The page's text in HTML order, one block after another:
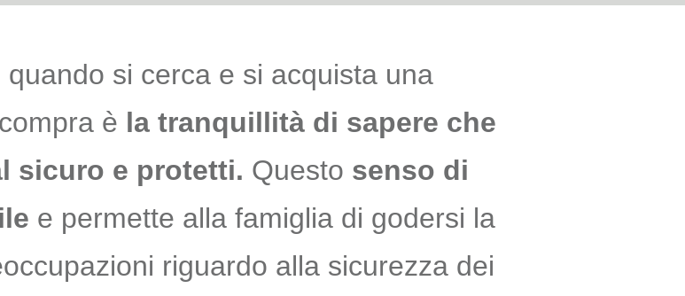
si cerca e si acquista una
è la tranquillità di sapere che
sicuro e protetti. Questo senso di
e permette alla famiglia di godersi la
riguardo alla sicurezza dei